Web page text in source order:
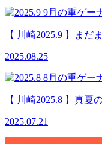
【 川崎2025.9 】ま
2025.08.25
【 川崎2025.8 】真夏
2025.07.21